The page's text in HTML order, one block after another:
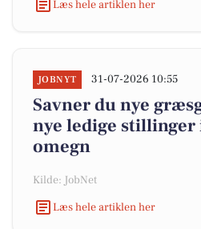
Læs hele artiklen her
JOBNYT 31-07-2026 10:55
Savner du nye
nye ledige
omegn
Kilde: JobNet
Læs hele artiklen her